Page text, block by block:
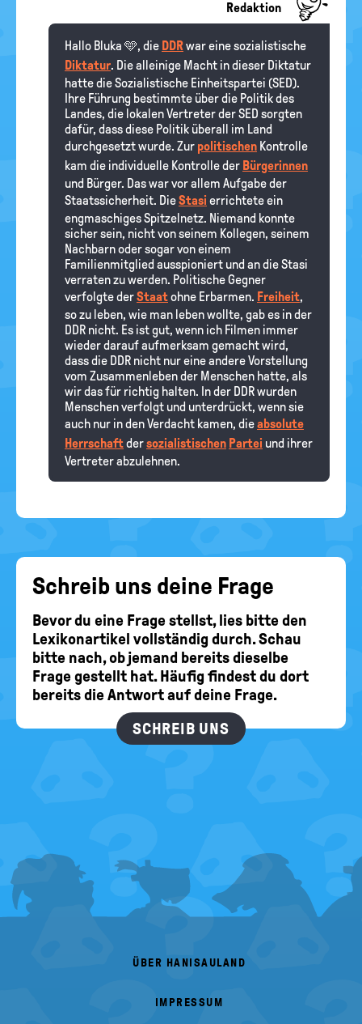
Redaktion
Hallo Bluka 🩵, die DDRwar eine sozialistische
Diktatur. Die alleinige Macht in dieser Diktatur
hatte die Sozialistische Einheitspartei (SED).
Ihre Führung bestimmte über die Politik des
Landes, die lokalen Vertreter der SED sorgten
dafür, dass diese Politik überall im Land
durchgesetzt wurde. Zur politischen Kontrolle
kam die individuelle Kontrolle der Bürgerinnen
und Bürger. Das war vor allem Aufgabe der
Staatssicherheit. DieStasi errichtete ein
engmaschiges Spitzelnetz. Niemand konnte
sicher sein, nicht von seinem Kollegen, seinem
Nachbarn oder sogar von einem
Familienmitglied ausspioniert und an die Stasi
verraten zu werden. Politische Gegner
verfolgte derStaatohne Erbarmen. Freiheit,
so zu leben, wie man leben wollte, gab es in der
DDR nicht. Es ist gut, wenn ich Filmen immer
wieder darauf aufmerksam gemacht wird,
dass die DDR nicht nur eine andere Vorstellung
vom Zusammenleben der Menschen hatte, als
wir das für richtig halten. In der DDR wurden
Menschen verfolgt und unterdrückt, wenn sie
auch nur in den Verdacht kamen, dieabsolute
Herrschaftdersozialistischen Partei und ihrer
Vertreter abzulehnen.
Schreib uns deine Frage
Bevor du eine Frage stellst, lies bitte den
Lexikonartikel vollständig durch. Schau
bitte nach, ob jemand bereits dieselbe
Frage gestellt hat. Häufig findest du dort
bereits die Antwort auf deine Frage.
SCHREIB UNS
FOOTER
MENU
ÜBER HANISAULAND
IMPRESSUM